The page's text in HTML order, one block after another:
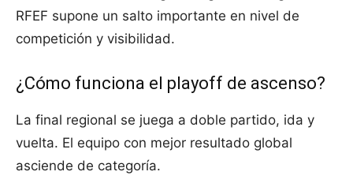
RFEF supone un salto importante en nivel de
competición y visibilidad.
¿Cómo funciona el playoff de ascenso?
La final regional se juega a doble partido, ida y
vuelta. El equipo con mejor resultado global
asciende de categoría.